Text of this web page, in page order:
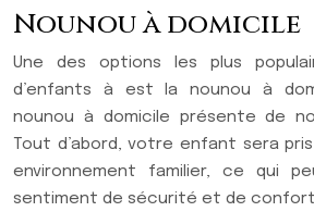
Nounou à domicile
Une des options les plus
d’enfants à est la nounou à
nounou à domicile présente de
Tout d’abord, votre enfant sera
environnement familier, ce qui
sentiment de sécurité et de